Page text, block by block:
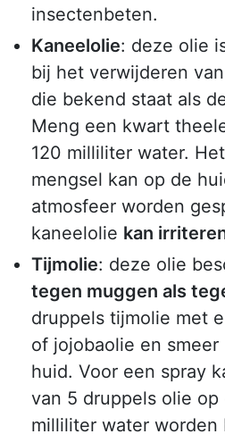
insectenbeten.
Kaneelolie: deze olie
bij het verwijderen
die bekend staat als
Meng een kwart
120 milliliter water.
mengsel kan op de
atmosfeer worden
kaneelolie kan
Tijmolie: deze olie
tegen muggen als
druppels tijmolie met
of jojobaolie en
huid. Voor een spray
van 5 druppels olie
milliliter water worden